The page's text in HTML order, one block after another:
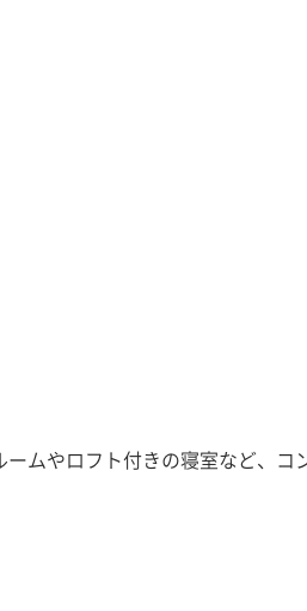
ムやロフト付きの寝室など、